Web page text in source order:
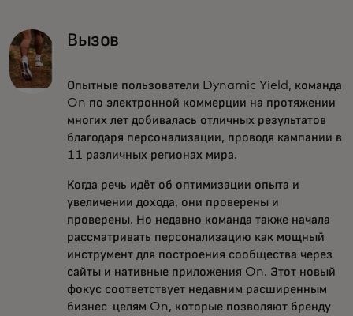
Вызов
Опытные пользователи Dynamic Yield, команда
On по электронной коммерции на протяжении
многих лет добивалась отличных результатов
благодаря персонализации, проводя кампании в
11 различных регионах мира.
Когда речь идёт об оптимизации опыта и
увеличении дохода, они проверены и
проверены. Но недавно команда также начала
рассматривать персонализацию как мощный
инструмент для построения сообщества через
сайты и нативные приложения On. Этот новый
фокус соответствует недавним расширенным
бизнес-целям On, которые позволяют бренду